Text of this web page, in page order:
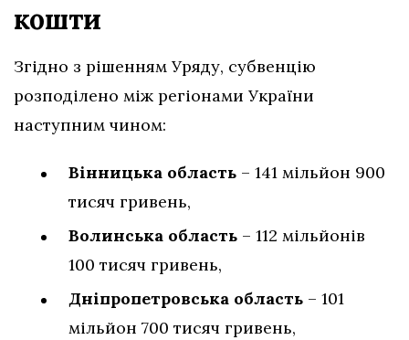
кошти
Згідно з рішенням Уряду, субвенцію
розподілено між регіонами України
наступним чином:
Вінницька область – 141 мільйон 900
тисяч гривень,
Волинська область – 112 мільйонів
100 тисяч гривень,
Дніпропетровська область – 101
мільйон 700 тисяч гривень,